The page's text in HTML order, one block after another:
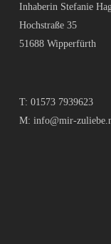
Inhaberin Stefanie
Hochstraße 35
51688 Wipperfürth
T: 01573 7939623
M: info@mir-